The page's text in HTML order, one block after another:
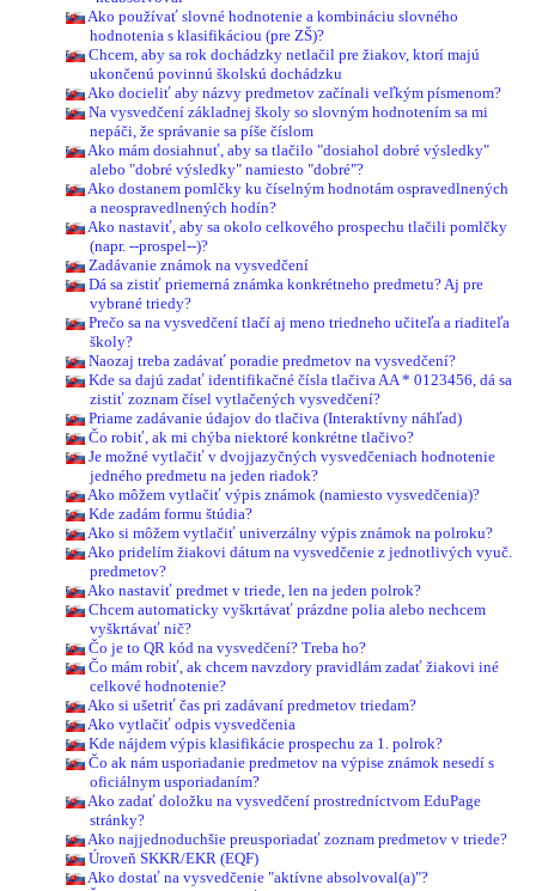
Ako používať slovné hodnotenie a kombináciu slovného
hodnotenia s klasifikáciou (pre ZŠ)?
Chcem, aby sa rok dochádzky netlačil pre žiakov, ktorí majú
ukončenú povinnú školskú dochádzku
Ako docieliť aby názvy predmetov začínali veľkým písmenom?
Na vysvedčení základnej školy so slovným hodnotením sa mi
nepáči, že správanie sa píše číslom
Ako mám dosiahnuť, aby sa tlačilo "dosiahol dobré výsledky"
alebo "dobré výsledky" namiesto "dobré"?
Ako dostanem pomlčky ku číselným hodnotám ospravedlnených
a neospravedlnených hodín?
Ako nastaviť, aby sa okolo celkového prospechu tlačili pomlčky
(napr. --prospel--)?
Zadávanie známok na vysvedčení
Dá sa zistiť priemerná známka konkrétneho predmetu? Aj pre
vybrané triedy?
Prečo sa na vysvedčení tlačí aj meno triedneho učiteľa a riaditeľa
školy?
Naozaj treba zadávať poradie predmetov na vysvedčení?
Kde sa dajú zadať identifikačné čísla tlačiva AA * 0123456, dá sa
zistiť zoznam čísel vytlačených vysvedčení?
Priame zadávanie údajov do tlačiva (Interaktívny náhľad)
Čo robiť, ak mi chýba niektoré konkrétne tlačivo?
Je možné vytlačiť v dvojjazyčných vysvedčeniach hodnotenie
jedného predmetu na jeden riadok?
Ako môžem vytlačiť výpis známok (namiesto vysvedčenia)?
Kde zadám formu štúdia?
Ako si môžem vytlačiť univerzálny výpis známok na polroku?
Ako pridelím žiakovi dátum na vysvedčenie z jednotlivých vyuč.
predmetov?
Ako nastaviť predmet v triede, len na jeden polrok?
Chcem automaticky vyškrtávať prázdne polia alebo nechcem
vyškrtávať nič?
Čo je to QR kód na vysvedčení? Treba ho?
Čo mám robiť, ak chcem navzdory pravidlám zadať žiakovi iné
celkové hodnotenie?
Ako si ušetriť čas pri zadávaní predmetov triedam?
Ako vytlačiť odpis vysvedčenia
Kde nájdem výpis klasifikácie prospechu za 1. polrok?
Čo ak nám usporiadanie predmetov na výpise známok nesedí s
oficiálnym usporiadaním?
Ako zadať doložku na vysvedčení prostredníctvom EduPage
stránky?
Ako najjednoduchšie preusporiadať zoznam predmetov v triede?
Úroveň SKKR/EKR (EQF)
Ako dostať na vysvedčenie "aktívne absolvoval(a)"?